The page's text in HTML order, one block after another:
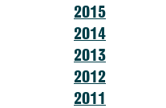
2015
2014
2013
2012
2011